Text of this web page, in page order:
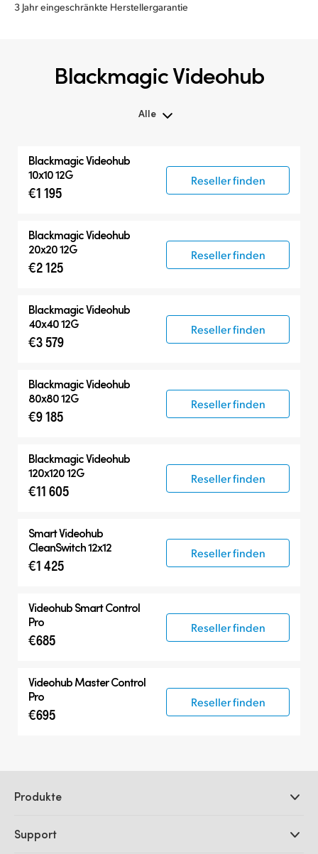
3 Jahr eingeschränkte Herstellergarantie
Blackmagic Videohub
Alle
Kreuzschienen
Steuerpanel
Blackmagic Videohub
10x10 12G
€1 195
Reseller finden
Blackmagic Videohub
20x20 12G
€2 125
Reseller finden
Blackmagic Videohub
40x40 12G
€3 579
Reseller finden
Blackmagic Videohub
80x80 12G
€9 185
Reseller finden
Blackmagic Videohub
120x120 12G
€11 605
Reseller finden
Smart Videohub
CleanSwitch 12x12
€1 425
Reseller finden
Videohub Smart Control
Pro
€685
Reseller finden
Videohub Master Control
Pro
€695
Reseller finden
Produkte
DaVinci Resolve und Fusion Software
Support